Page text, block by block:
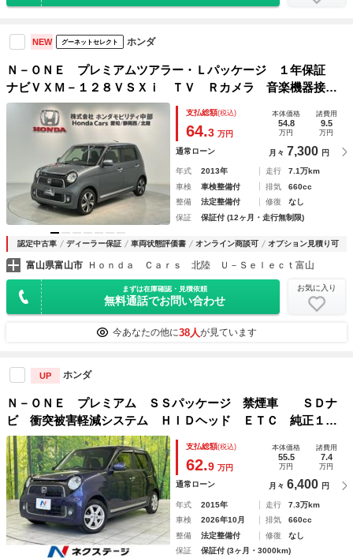
NEW グーネットセレクト ホンダ
Ｎ－ＯＮＥ プレミアムツアラー・Ｌパッケージ １年保証
ナビＶＸＭ－１２８ＶＳＸｉ ＴＶ Ｒカメラ 音楽機器接
続 ＤＶＤ ドラレコ ＥＴＣ ＶＳＡ クルコン アルミ
スマ－トキ－ 盗難防止装置 整備記録簿 ＡＡＣ スペアキ
－ ドアバイザ－ Ｄレコ
支払総額(税込)
64.3 万円
本体価格
54.8
万円
諸費用
9.5
万円
通常ローン 月々 7,300 円
年式 2013年 走行
7.1万km
車検
車検整備付 排気
660cc
整備
法定整備付 修復
なし
保証
保証付 (12ヶ月・走行無制限)
認定中古車 ディーラー保証 車両状態評価書 オンライン商談可 オプション見積り可
富山県富山市 Ｈｏｎｄａ Ｃａｒｓ 北陸 Ｕ－Ｓｅｌｅｃｔ富山
まずは在庫確認・見積依頼
無料通話でお問い合わせ
お気に入り
今あなたの他に38人が見ています
UP ホンダ
Ｎ－ＯＮＥ プレミアム ＳＳパッケージ 禁煙車 ＳＤナ
ビ 衝突被害軽減システム ＨＩＤヘッド ＥＴＣ 純正１４
インチアルミ シートヒーター オートエアコン Ｂｌｕｅｔ
ｏｏｔｈ ＣＤ プライバシーガラス サンバイザー
支払総額(税込)
62.9 万円
本体価格
55.5
万円
諸費用
7.4
万円
通常ローン 月々 6,400 円
年式 2015年 走行
7.3万km
車検
2026年10月 排気
660cc
整備
法定整備付 修復
なし
保証
保証付 (3ヶ月・3000km)